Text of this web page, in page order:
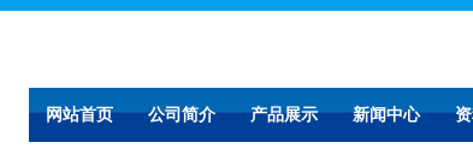
网站首页 公司简介 产品展示 新闻中心